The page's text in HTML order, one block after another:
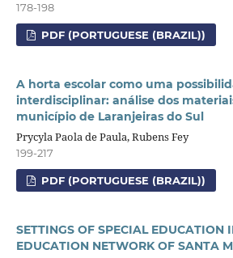
178-198
PDF (PORTUGUESE (BRAZIL))
A horta escolar como uma
interdisciplinar: análise dos
município de Laranjeiras do Sul
Prycyla Paola de Paula, Rubens Fey
199-217
PDF (PORTUGUESE (BRAZIL))
SETTINGS OF SPECIAL EDUCATION
EDUCATION NETWORK OF SANTA